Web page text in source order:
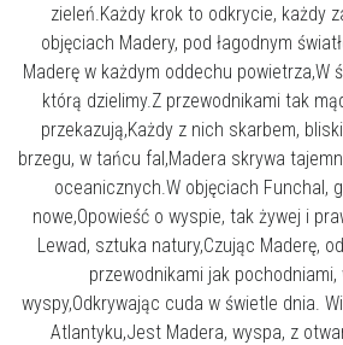
zieleń.Każdy krok to odkrycie, każdy
objęciach Madery, pod łagodnym
Maderę w każdym oddechu powietrza,W
którą dzielimy.Z przewodnikami tak
przekazują,Każdy z nich skarbem,
brzegu, w tańcu fal,Madera skrywa
oceanicznych.W objęciach Funchal,
nowe,Opowieść o wyspie, tak żywej i
Lewad, sztuka natury,Czując Maderę,
przewodnikami jak pochodniami,
wyspy,Odkrywając cuda w świetle dnia.
Atlantyku,Jest Madera, wyspa, z